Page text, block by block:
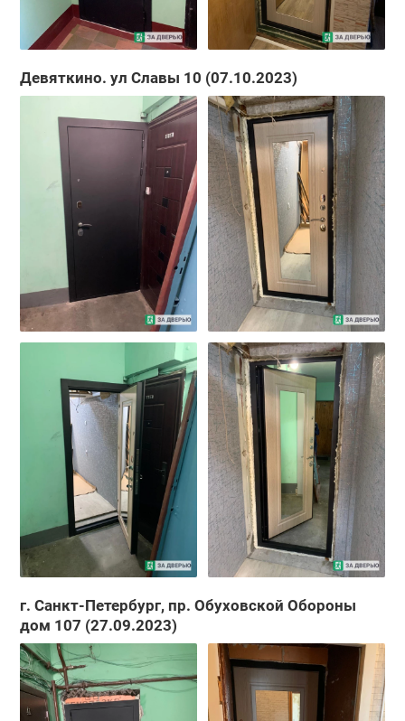
Девяткино. ул Славы 10 (07.10.2023)
г. Санкт-Петербург, пр. Обуховской Обороны
дом 107 (27.09.2023)